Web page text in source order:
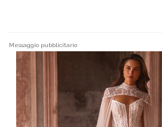
Messaggio pubblicitario